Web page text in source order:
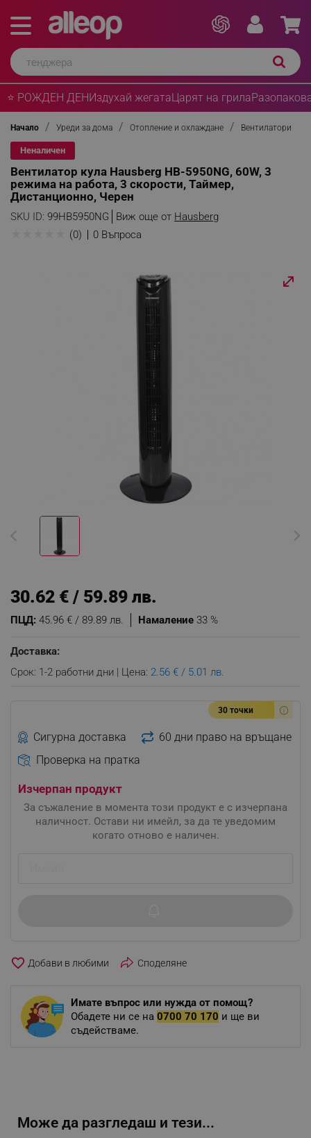
⭐ РОЖДЕН ДЕНИздухай жегатаЦарят на грила
Начало Уреди за дома Отопление и охлаждане Вентилатори
Неналичен
Вентилатор кула Hausberg HB-5950NG, 60W, 3
режима на работа, 3 скорости, Таймер,
Дистанционно, Черен
SKU ID: 99HB5950NG Виж още от Hausberg
(0) 0 Въпроса
Намаление 33 %
ПЦД: 45.96 € / 89.89 лв.
30.62 € / 59.89 лв.
Доставка:
Срок: 1-2 работни дни | Цена: 2.56 € / 5.01 лв.
30 точки
Сигурна доставка
60 дни право на връщане
Проверка на пратка
Изчерпан продукт
За съжаление в момента този продукт е с изчерпана
наличност. Остави ни имейл, за да те уведомим
когато отново е наличен.
favorite_border Споделяне
Имате въпрос или нужда от помощ?
Обадете ни се на 0700 70 170 и ще ви
съдействаме.
Може да разгледаш и тези...